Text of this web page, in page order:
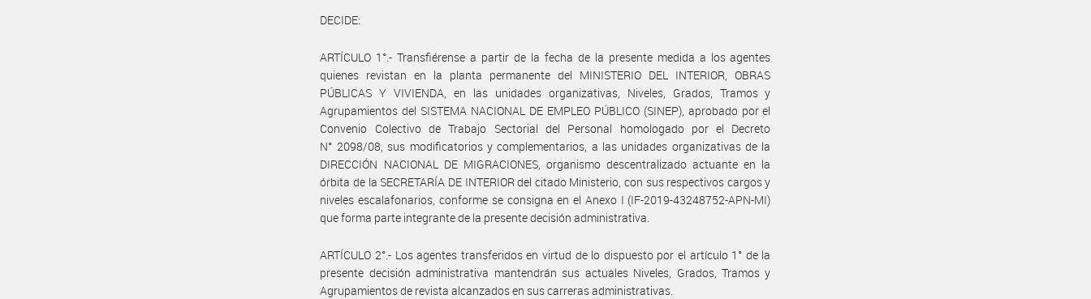
DECIDE:
ARTÍCULO 1°.- Transfiérense a partir de la fecha de la presente medida a los agentes
quienes revistan en la planta permanente del MINISTERIO DEL INTERIOR, OBRAS
PÚBLICAS Y VIVIENDA, en las unidades organizativas, Niveles, Grados, Tramos y
Agrupamientos del SISTEMA NACIONAL DE EMPLEO PÚBLICO (SINEP), aprobado por el
Convenio Colectivo de Trabajo Sectorial del Personal homologado por el Decreto
N° 2098/08, sus modificatorios y complementarios, a las unidades organizativas de la
DIRECCIÓN NACIONAL DE MIGRACIONES, organismo descentralizado actuante en la
órbita de la SECRETARÍA DE INTERIOR del citado Ministerio, con sus respectivos cargos y
niveles escalafonarios, conforme se consigna en el Anexo I (IF-2019-43248752-APN-MI)
que forma parte integrante de la presente decisión administrativa.
ARTÍCULO 2°.- Los agentes transferidos en virtud de lo dispuesto por el artículo 1° de la
presente decisión administrativa mantendrán sus actuales Niveles, Grados, Tramos y
Agrupamientos de revista alcanzados en sus carreras administrativas.